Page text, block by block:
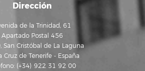
Dirección
de la Trinidad, 61
Apartado Postal 456
San Cristóbal de La Laguna
Cruz de Tenerife - España
(+34) 922 31 92 00